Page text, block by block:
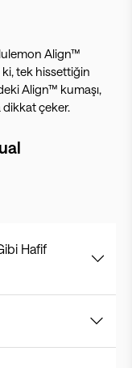
Align™
tek hissettiğin
Align™ kumaşı,
dikkat çeker.
Hafif